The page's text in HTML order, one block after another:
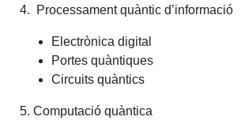
4. Processament quàntic d’informació
Electrònica digital
Portes quàntiques
Circuits quàntics
5. Computació quàntica